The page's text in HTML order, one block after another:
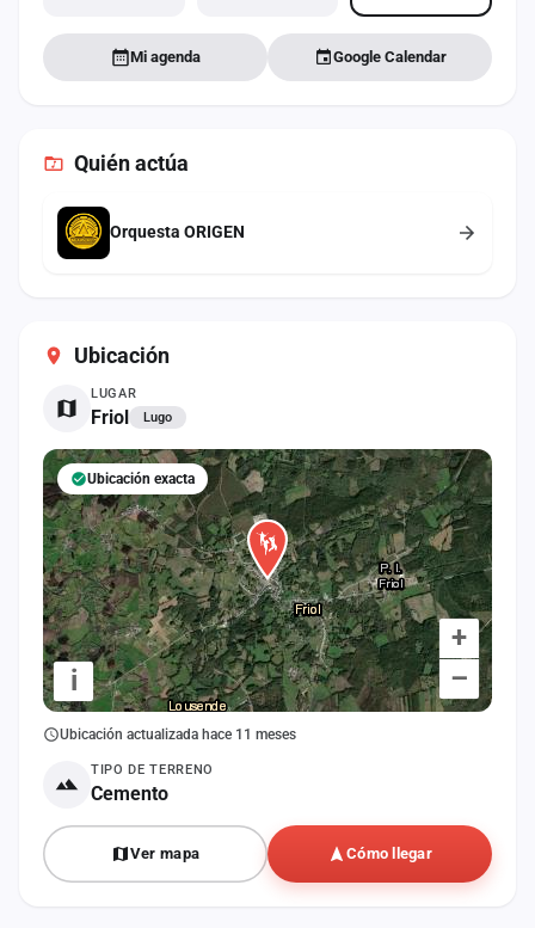
Ubicación
LUGAR
Friol Lugo
+
–
i
Ubicación exacta
Ubicación actualizada hace 11 meses
TIPO DE TERRENO
Cemento
Ver mapa Cómo llegar
Mi agenda Google Calendar
Quién actúa
Orquesta ORIGEN